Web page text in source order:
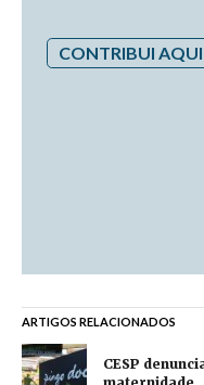
CONTRIBUI AQUI
ARTIGOS RELACIONADOS
CESP